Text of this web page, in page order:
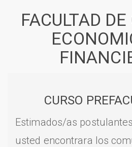
FACULTAD
CURSO
Estimados/as
usted encontrara los